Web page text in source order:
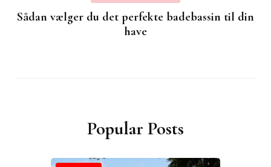
Sådan vælger du det perfekte badebassin til din
have
Popular Posts